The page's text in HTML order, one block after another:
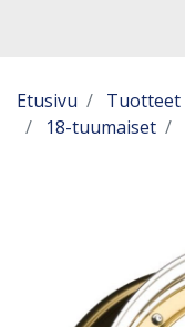
Etusivu Tuotteet
18-tuumaiset